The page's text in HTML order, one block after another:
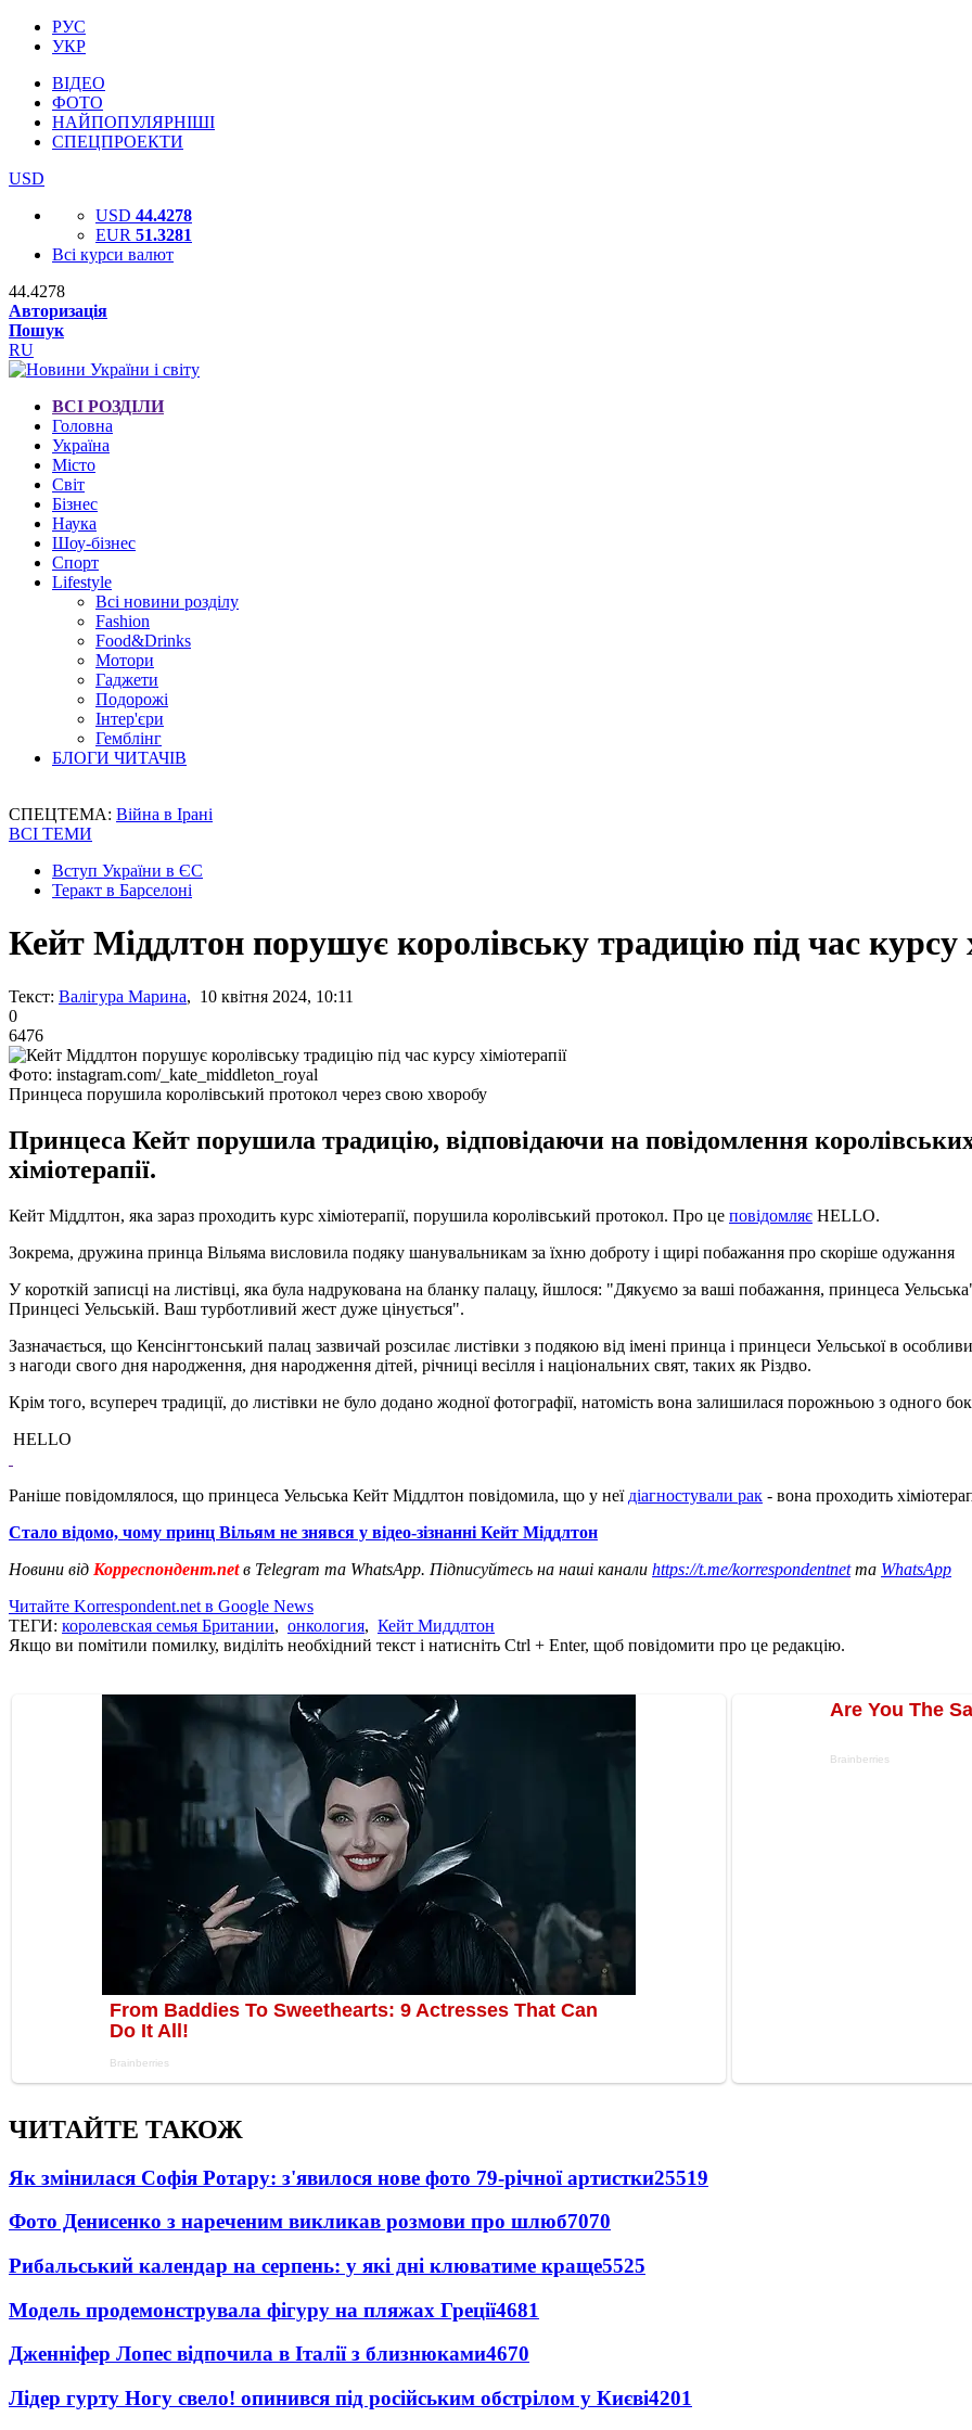
РУС
УКР
ВІДЕО
ФОТО
НАЙПОПУЛЯРНІШІ
СПЕЦПРОЕКТИ
USD
USD 44.4278
EUR 51.3281
Всі курси валют
44.4278
Авторизація
Пошук
RU
ВСІ РОЗДІЛИ
Головна
Україна
Місто
Світ
Бізнес
Наука
Шоу-бізнес
Спорт
Lifestyle
Всі новини розділу
Fashion
Food&Drinks
Мотори
Гаджети
Подорожі
Інтер'єри
Гемблінг
БЛОГИ ЧИТАЧІВ
СПЕЦТЕМА: Війна в Ірані
ВСІ ТЕМИ
Вступ України в ЄС
Теракт в Барселоні
Кейт Міддлтон порушує королівську традицію під час курсу
Текст: Валігура Марина, 10 квітня 2024, 10:11
0
6476
Фото: instagram.com/_kate_middleton_royal
Принцеса порушила королівський протокол через свою хворобу
Принцеса Кейт порушила традицію, відповідаючи на повідомлення
хіміотерапії.
Кейт Міддлтон, яка зараз проходить курс хіміотерапії, порушила королівський протокол. Про це повідомляє HELLO.
Зокрема, дружина принца Вільяма висловила подяку шанувальникам за їхню доброту і щирі побажання про скоріше одужання
У короткій записці на листівці, яка була надрукована на бланку палацу, йшлося: "Дякуємо за ваші побажання, принцеса
Принцесі Уельській. Ваш турботливий жест дуже цінується".
Зазначається, що Кенсінгтонський палац зазвичай розсилає листівки з подякою від імені принца і принцеси Уельської в
з нагоди свого дня народження, дня народження дітей, річниці весілля і національних свят, таких як Різдво.
Крім того, всупереч традиції, до листівки не було додано жодної фотографії, натомість вона залишилася порожньою з одного
HELLO
Раніше повідомлялося, що принцеса Уельська Кейт Міддлтон повідомила, що у неї діагностували рак - вона проходить
Стало відомо, чому принц Вільям не знявся у відео-зізнанні Кейт Міддлтон
Новини від Корреспондент.netв Telegram та WhatsApp. Підписуйтесь на наші канали https://t.me/korrespondentnetта WhatsApp
Читайте Korrespondent.net в Google News
ТЕГИ: королевская семья Британии, онкология, Кейт Миддлтон
Якщо ви помітили помилку, виділіть необхідний текст і натисніть Ctrl + Enter, щоб повідомити про це редакцію.
ЧИТАЙТЕ ТАКОЖ
Як змінилася Софія Ротару: з'явилося нове фото 79-річної артистки25519
Фото Денисенко з нареченим викликав розмови про шлюб7070
Рибальський календар на серпень: у які дні клюватиме краще5525
Модель продемонструвала фігуру на пляжах Греції4681
Дженніфер Лопес відпочила в Італії з близнюками4670
Лідер гурту Ногу свело! опинився під російським обстрілом у Києві4201